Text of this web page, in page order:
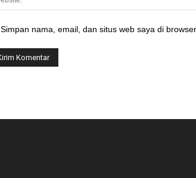
Simpan nama, email, dan situs web saya di